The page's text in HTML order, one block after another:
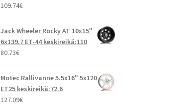
109.74€
Jack Wheeler Rocky AT 10x15"
6x139.7 ET-44 keskireikä:110
80.73€
Motec Rallivanne 5.5x16" 5x120
ET25 keskireikä:72.6
127.09€